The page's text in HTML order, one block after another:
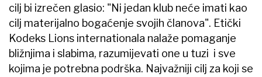
cilj bi izrečen glasio: "Ni jedan klub neće imati kao
cilj materijalno bogaćenje svojih članova". Etički
Kodeks Lions internationala nalaže pomaganje
bližnjima i slabima, razumijevati one u tuzi i sve
kojima je potrebna podrška. Najvažniji cilj za koji se